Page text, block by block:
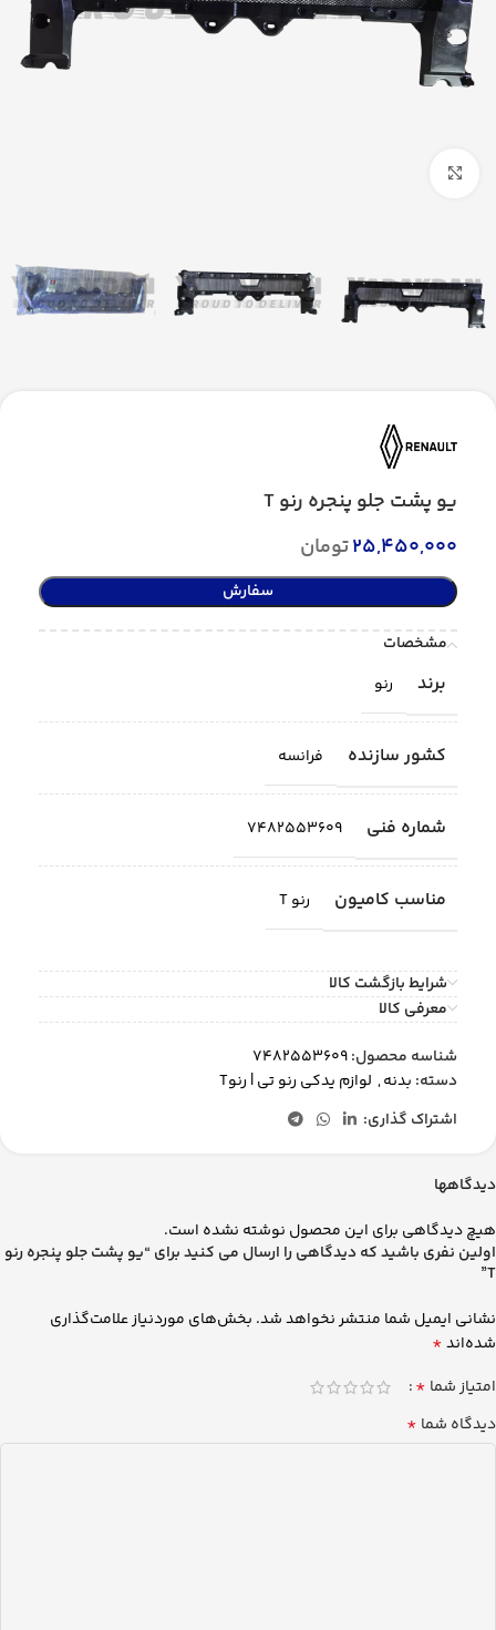
یو پشت جلو پنجره رنو T
25,450,000تومان
سفارش
مشخصات
برند رنو
کشور سازنده فرانسه
شماره فنی 7482553609
مناسب کامیون رنو T
شرایط بازگشت کالا
معرفی کالا
شناسه محصول:7482553609
دسته: بدنه, لوازم یدکی رنو تی | رنوT
اشتراک گذاری:
دیدگاهها
هیچ دیدگاهی برای این محصول نوشته نشده است.
اولین نفری باشید که دیدگاهی را ارسال می کنید برای “یو پشت جلو پنجره رنو
T”
نشانی ایمیل شما منتشر نخواهد شد. بخش‌های موردنیاز علامت‌گذاری
شده‌اند*
امتیاز شما *
دیدگاه شما *